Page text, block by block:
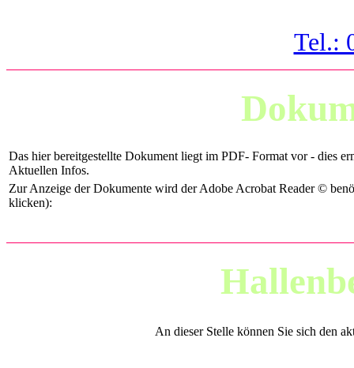
Tel.:
Das hier bereitgestellte Dokument liegt im PDF- Format vor - dies
Aktuellen Infos.
Zur Anzeige der Dokumente wird der Adobe Acrobat Reader ©
klicken):
An dieser Stelle können Sie sich den